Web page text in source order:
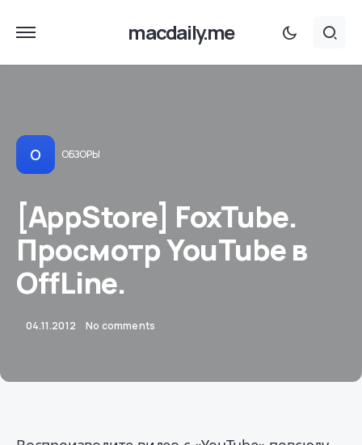
macdaily.me
О ОБЗОРЫ
[AppStore] FoxTube.
Просмотр YouTube в
OffLine.
04.11.2012 No comments